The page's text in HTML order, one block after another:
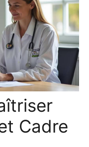
Cadre